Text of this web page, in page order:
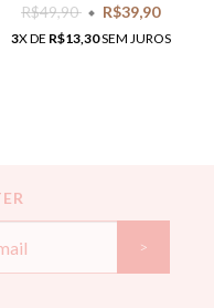
R$49,90
R$39,90
3X DE R$13,30SEM JUROS